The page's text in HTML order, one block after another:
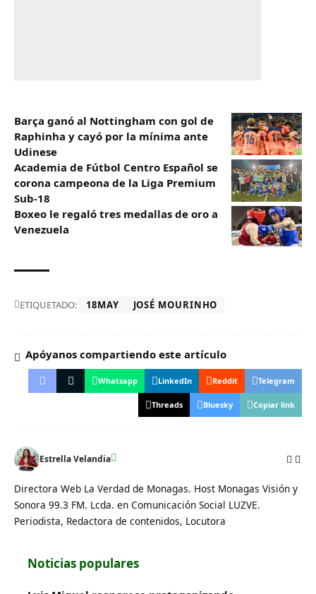
Barça ganó al Nottingham con gol de
Raphinha y cayó por la mínima ante
Udinese
Academia de Fútbol Centro Español se
corona campeona de la Liga Premium
Sub-18
Boxeo le regaló tres medallas de oro a
Venezuela
ETIQUETADO: 18MAY JOSÉ MOURINHO
Apóyanos compartiendo este artículo
Whatsapp LinkedIn Reddit Telegram
Threads Bluesky Copiar link
Estrella Velandia
Directora Web La Verdad de Monagas. Host Monagas Visión y
Sonora 99.3 FM. Lcda. en Comunicación Social LUZVE.
Periodista, Redactora de contenidos, Locutora
Noticias populares